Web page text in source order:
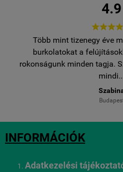
4.9

Több mint tizenegy éve
burkolatokat a
rokonságunk minden tagja.
INFORMÁCIÓK
Adatkezelési